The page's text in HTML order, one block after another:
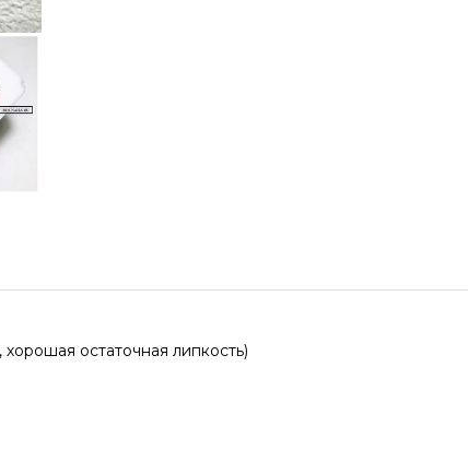
остаточная липкость)